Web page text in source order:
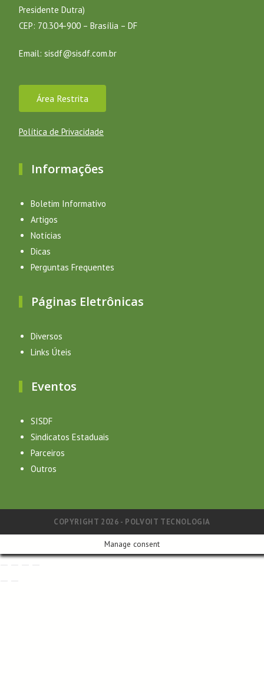
Presidente Dutra)
CEP: 70.304-900 – Brasília – DF
Email: sisdf@sisdf.com.br
Área Restrita
Política de Privacidade
Informações
Boletim Informativo
Artigos
Notícias
Dicas
Perguntas Frequentes
Páginas Eletrônicas
Diversos
Links Úteis
Eventos
SISDF
Sindicatos Estaduais
Parceiros
Outros
COPYRIGHT 2026 - POLVOIT TECNOLOGIA
Manage consent